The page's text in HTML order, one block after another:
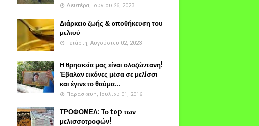
Δευτέρα, Ιουνίου 26, 2023
Διάρκεια ζωής & αποθήκευση του
μελιού
Τετάρτη, Αυγούστου 02, 2023
Η θρησκεία μας είναι ολοζώντανη!
Έβαλαν εικόνες μέσα σε μελίσσι
και έγινε το θαύμα...
Παρασκευή, Ιουλίου 01, 2016
ΤΡΟΦΟΜΕΛ: Το top των
μελισσοτροφών!